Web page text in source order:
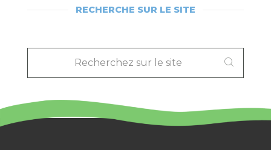
RECHERCHE SUR LE SITE
RECHERCHEZ
LE
SITE